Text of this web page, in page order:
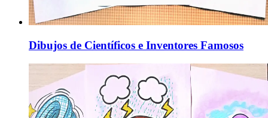
Dibujos de Científicos e Inventores Famosos